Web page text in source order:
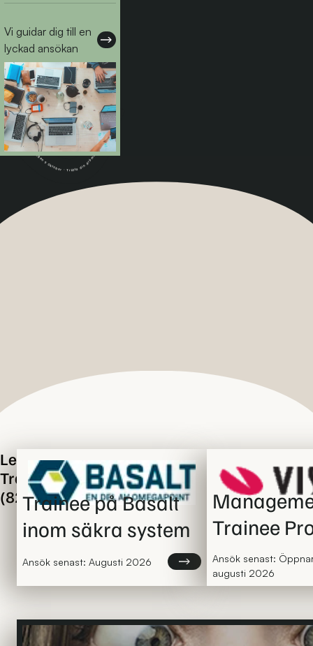
Vi guidar dig till en
lyckad ansökan
TraineeDagen 9 Oktober - Träffa din drömarbetsgivare - Stockholm
Lediga
Traineeplatser
(82)Trainee på Basalt
inom säkra system
Ansök senast: Augusti 2026 Läs mer om Trainee på
Trainee
Ansök senast:
augusti 2026